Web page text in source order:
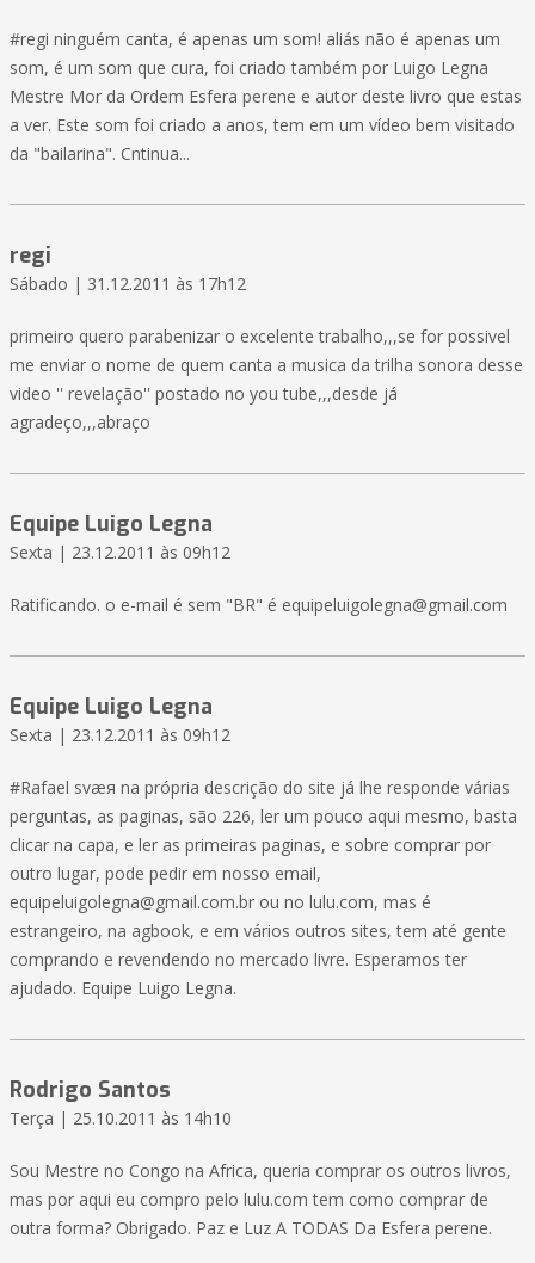
#regi ninguém canta, é apenas um som! aliás não é apenas um
som, é um som que cura, foi criado também por Luigo Legna
Mestre Mor da Ordem Esfera perene e autor deste livro que estas
a ver. Este som foi criado a anos, tem em um vídeo bem visitado
da "bailarina". Cntinua...
regi
Sábado | 31.12.2011 às 17h12
primeiro quero parabenizar o excelente trabalho,,,se for possivel
me enviar o nome de quem canta a musica da trilha sonora desse
video '' revelação'' postado no you tube,,,desde já
agradeço,,,abraço
Equipe Luigo Legna
Sexta | 23.12.2011 às 09h12
Ratificando. o e-mail é sem "BR" é equipeluigolegna@gmail.com
Equipe Luigo Legna
Sexta | 23.12.2011 às 09h12
#Rafael ѕvæя na própria descrição do site já lhe responde várias
perguntas, as paginas, são 226, ler um pouco aqui mesmo, basta
clicar na capa, e ler as primeiras paginas, e sobre comprar por
outro lugar, pode pedir em nosso email,
equipeluigolegna@gmail.com.br ou no lulu.com, mas é
estrangeiro, na agbook, e em vários outros sites, tem até gente
comprando e revendendo no mercado livre. Esperamos ter
ajudado. Equipe Luigo Legna.
Rodrigo Santos
Terça | 25.10.2011 às 14h10
Sou Mestre no Congo na Africa, queria comprar os outros livros,
mas por aqui eu compro pelo lulu.com tem como comprar de
outra forma? Obrigado. Paz e Luz A TODAS Da Esfera perene.